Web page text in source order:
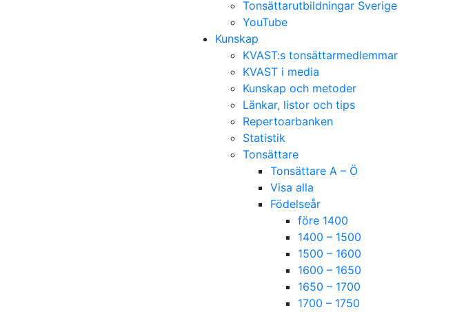
Tonsättarutbildningar Sverige
YouTube
Kunskap
KVAST:s tonsättarmedlemmar
KVAST i media
Kunskap och metoder
Länkar, listor och tips
Repertoarbanken
Statistik
Tonsättare
Tonsättare A – Ö
Visa alla
Födelseår
före 1400
1400 – 1500
1500 – 1600
1600 – 1650
1650 – 1700
1700 – 1750